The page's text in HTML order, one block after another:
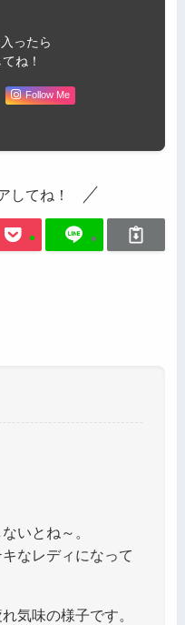
ったら
ね！
Follow Me
してね！
いとね～。
なレディになって
気味の様子です。